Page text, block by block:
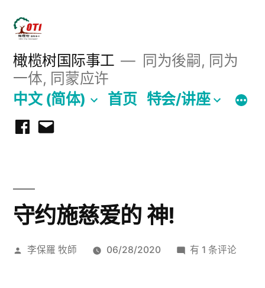
橄榄树国际事工
同为後嗣, 同为
一体, 同蒙应许
中文 (简体)
首页 特会/讲座
Facebook
Email
守约施慈爱的 神!
发
李保羅 牧師 06/28/2020
守
有 1 条评论